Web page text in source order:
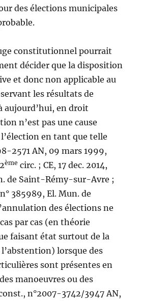
des élections municipales
constitutionnel pourrait
décider que la disposition
et donc non applicable au
les résultats de
aujourd’hui, en droit
n’est pas une cause
en tant que telle
2571 AN, 09 mars 1999,
ème circ. ; CE, 17 dec. 2014,
de Saint-Rémy-sur-Avre ;
385989, El. Mun. de
des élections ne
par cas (en théorie
faisant état surtout de la
lorsque des
sont présentes en
manoeuvres ou des
n°2007-3742/3947 AN,